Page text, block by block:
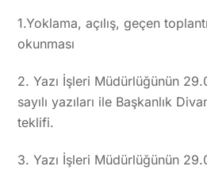
1.Yoklama, açılış, geçen
okunması
2. Yazı İşleri Müdürlüğünün
sayılı yazıları ile Başkanlık
teklifi.
3. Yazı İşleri Müdürlüğünün